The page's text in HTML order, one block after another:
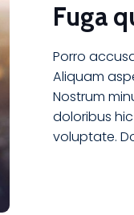
Fuga
Porro
Aliquam
Nostrum
doloribus
voluptate.